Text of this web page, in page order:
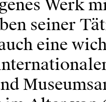
Werk
seiner
eine